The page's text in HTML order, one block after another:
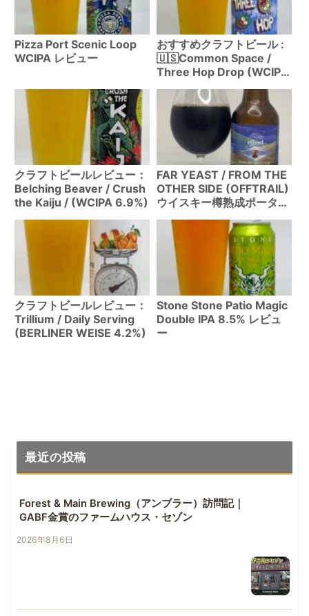
Pizza Port Scenic Loop
WCIPA レビュー
おすすめクラフトビール :
🇺🇸Common Space /
Three Hop Drop (WCIPA
7%)
クラフトビールレビュー：
Belching Beaver / Crush
the Kaiju / (WCIPA 6.9%)
FAR YEAST / FROM THE
OTHER SIDE (OFFTRAIL)
ウイスキー樽熟成ポーター
レビュー
クラフトビールレビュー：
Trillium / Daily Serving
(BERLINER WEISE 4.2%)
Stone Stone Patio Magic
Double IPA 8.5% レビュ
ー
最近の投稿
Forest & Main Brewing（アンブラー）訪問記｜
GABF金賞のファームハウス・セゾン
2026年8月6日